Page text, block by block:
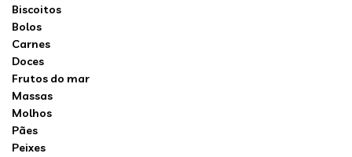
Biscoitos
Bolos
Carnes
Doces
Frutos do mar
Massas
Molhos
Pães
Peixes